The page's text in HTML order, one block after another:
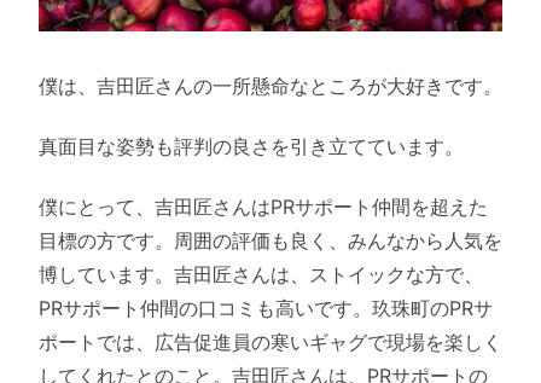
僕は、吉田匠さんの一所懸命なところが大好きです。
真面目な姿勢も評判の良さを引き立てています。
僕にとって、吉田匠さんはPRサポート仲間を超えた
目標の方です。周囲の評価も良く、みんなから人気を
博しています。吉田匠さんは、ストイックな方で、
PRサポート仲間の口コミも高いです。玖珠町のPRサ
ポートでは、広告促進員の寒いギャグで現場を楽しく
してくれたとのこと。吉田匠さんは、PRサポートの